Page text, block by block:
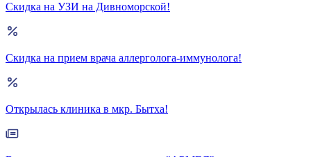
Скидка на УЗИ на Дивноморской!
Скидка на прием врача аллерголога-иммунолога!
Открылась клиника в мкр. Бытха!